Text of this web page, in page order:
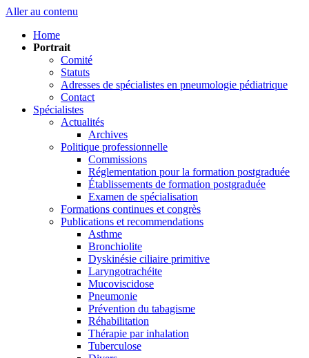
Aller au contenu
Home
Portrait
Comité
Statuts
Adresses de spécialistes en pneumologie pédiatrique
Contact
Spécialistes
Actualités
Archives
Politique professionnelle
Commissions
Réglementation pour la formation postgraduée
Établissements de formation postgraduée
Examen de spécialisation
Formations continues et congrès
Publications et recommendations
Asthme
Bronchiolite
Dyskinésie ciliaire primitive
Laryngotrachéite
Mucoviscidose
Pneumonie
Prévention du tabagisme
Réhabilitation
Thérapie par inhalation
Tuberculose